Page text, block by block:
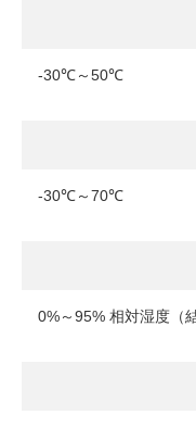
-30℃～50℃
-30℃～70℃
0%～95% 相対湿度（